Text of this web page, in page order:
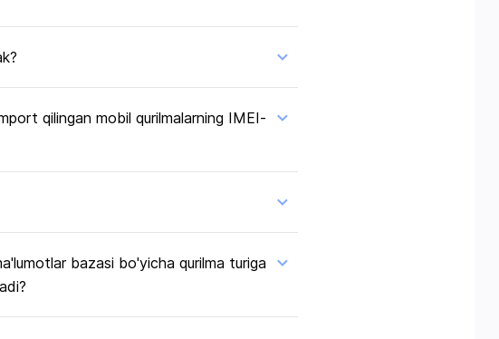
qilingan mobil qurilmalarning IMEI-
bazasi bo'yicha qurilma turiga